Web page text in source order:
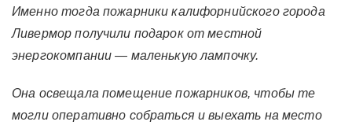
Именно тогда пожарники калифорнийского города
Ливермор получили подарок от местной
энергокомпании — маленькую лампочку.
Она освещала помещение пожарников, чтобы те
могли оперативно собраться и выехать на место